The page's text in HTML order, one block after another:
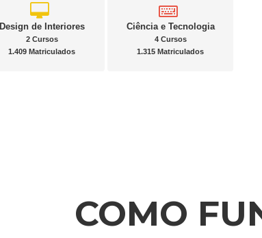
Design de Interiores
2 Cursos
1.409 Matriculados
Ciência e Tecnologia
4 Cursos
1.315 Matriculados
COMO